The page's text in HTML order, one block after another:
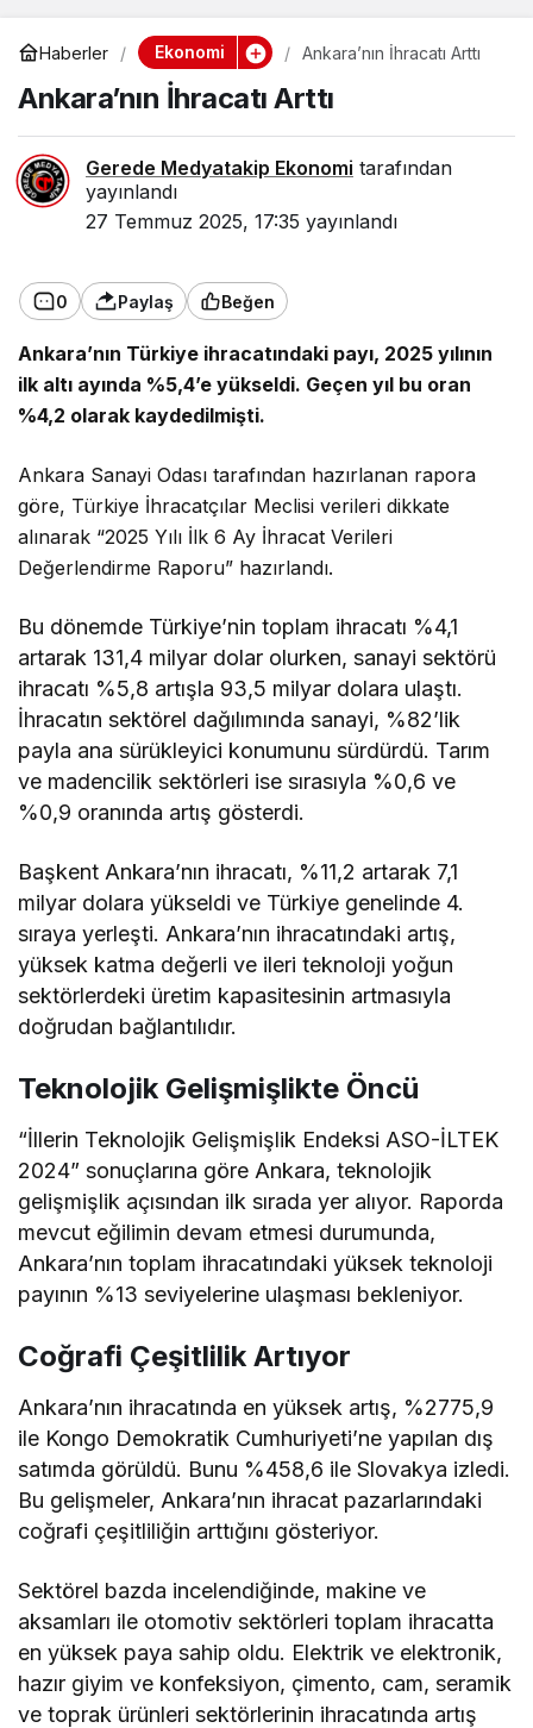
Haberler Ekonomi Ankara’nın İhracatı Arttı
Ankara’nın İhracatı Arttı
Gerede Medyatakip Ekonomi tarafından
yayınlandı
27 Temmuz 2025, 17:35 yayınlandı
0 Paylaş Beğen
Ankara’nın Türkiye ihracatındaki payı, 2025 yılının
ilk altı ayında %5,4’e yükseldi. Geçen yıl bu oran
%4,2 olarak kaydedilmişti.
Ankara Sanayi Odası tarafından hazırlanan rapora
göre, Türkiye İhracatçılar Meclisi verileri dikkate
alınarak “2025 Yılı İlk 6 Ay İhracat Verileri
Değerlendirme Raporu” hazırlandı.
Bu dönemde Türkiye’nin toplam ihracatı %4,1
artarak 131,4 milyar dolar olurken, sanayi sektörü
ihracatı %5,8 artışla 93,5 milyar dolara ulaştı.
İhracatın sektörel dağılımında sanayi, %82’lik
payla ana sürükleyici konumunu sürdürdü. Tarım
ve madencilik sektörleri ise sırasıyla %0,6 ve
%0,9 oranında artış gösterdi.
Başkent Ankara’nın ihracatı, %11,2 artarak 7,1
milyar dolara yükseldi ve Türkiye genelinde 4.
sıraya yerleşti. Ankara’nın ihracatındaki artış,
yüksek katma değerli ve ileri teknoloji yoğun
sektörlerdeki üretim kapasitesinin artmasıyla
doğrudan bağlantılıdır.
Teknolojik Gelişmişlikte Öncü
“İllerin Teknolojik Gelişmişlik Endeksi ASO-İLTEK
2024” sonuçlarına göre Ankara, teknolojik
gelişmişlik açısından ilk sırada yer alıyor. Raporda
mevcut eğilimin devam etmesi durumunda,
Ankara’nın toplam ihracatındaki yüksek teknoloji
payının %13 seviyelerine ulaşması bekleniyor.
Coğrafi Çeşitlilik Artıyor
Ankara’nın ihracatında en yüksek artış, %2775,9
ile Kongo Demokratik Cumhuriyeti’ne yapılan dış
satımda görüldü. Bunu %458,6 ile Slovakya izledi.
Bu gelişmeler, Ankara’nın ihracat pazarlarındaki
coğrafi çeşitliliğin arttığını gösteriyor.
Sektörel bazda incelendiğinde, makine ve
aksamları ile otomotiv sektörleri toplam ihracatta
en yüksek paya sahip oldu. Elektrik ve elektronik,
hazır giyim ve konfeksiyon, çimento, cam, seramik
ve toprak ürünleri sektörlerinin ihracatında artış